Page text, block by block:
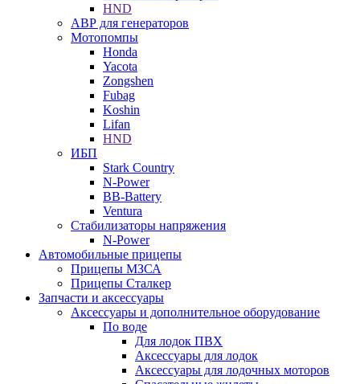
HND
АВР для генераторов
Мотопомпы
Honda
Yacota
Zongshen
Fubag
Koshin
Lifan
HND
ИБП
Stark Country
N-Power
BB-Battery
Ventura
Стабилизаторы напряжения
N-Power
Автомобильные прицепы
Прицепы МЗСА
Прицепы Сталкер
Запчасти и аксессуары
Аксессуары и дополнительное оборудование
По воде
Для лодок ПВХ
Аксессуары для лодок
Аксессуары для лодочных моторов